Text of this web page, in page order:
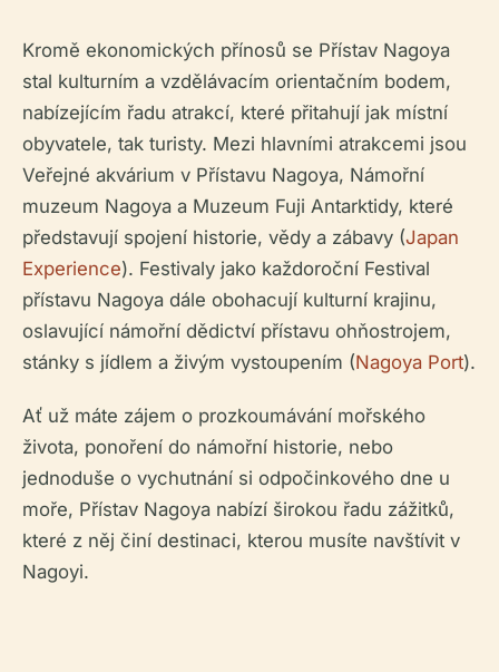
Kromě ekonomických přínosů se Přístav Nagoya
stal kulturním a vzdělávacím orientačním bodem,
nabízejícím řadu atrakcí, které přitahují jak místní
obyvatele, tak turisty. Mezi hlavními atrakcemi jsou
Veřejné akvárium v Přístavu Nagoya, Námořní
muzeum Nagoya a Muzeum Fuji Antarktidy, které
představují spojení historie, vědy a zábavy (Japan
Experience). Festivaly jako každoroční Festival
přístavu Nagoya dále obohacují kulturní krajinu,
oslavující námořní dědictví přístavu ohňostrojem,
stánky s jídlem a živým vystoupením (Nagoya Port).
Ať už máte zájem o prozkoumávání mořského
života, ponoření do námořní historie, nebo
jednoduše o vychutnání si odpočinkového dne u
moře, Přístav Nagoya nabízí širokou řadu zážitků,
které z něj činí destinaci, kterou musíte navštívit v
Nagoyi.